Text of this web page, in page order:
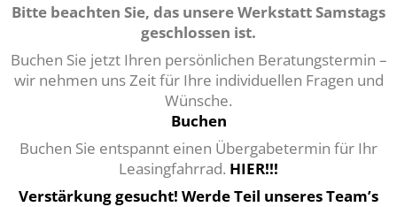
Bitte beachten Sie, das unsere Werkstatt Samstags
geschlossen ist.
Buchen Sie jetzt Ihren persönlichen Beratungstermin –
wir nehmen uns Zeit für Ihre individuellen Fragen und
Wünsche.
Buchen
Buchen Sie entspannt einen Übergabetermin für Ihr
Leasingfahrrad. HIER!!!
Verstärkung gesucht! Werde Teil unseres Team’s